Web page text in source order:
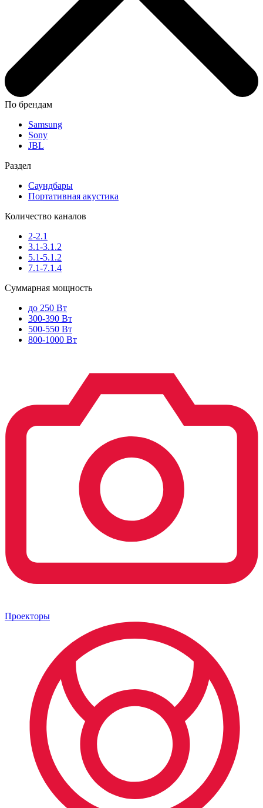
По брендам
Samsung
Sony
JBL
Раздел
Саундбары
Портативная акустика
Количество каналов
2-2.1
3.1-3.1.2
5.1-5.1.2
7.1-7.1.4
Суммарная мощность
до 250 Вт
300-390 Вт
500-550 Вт
800-1000 Вт
Проекторы